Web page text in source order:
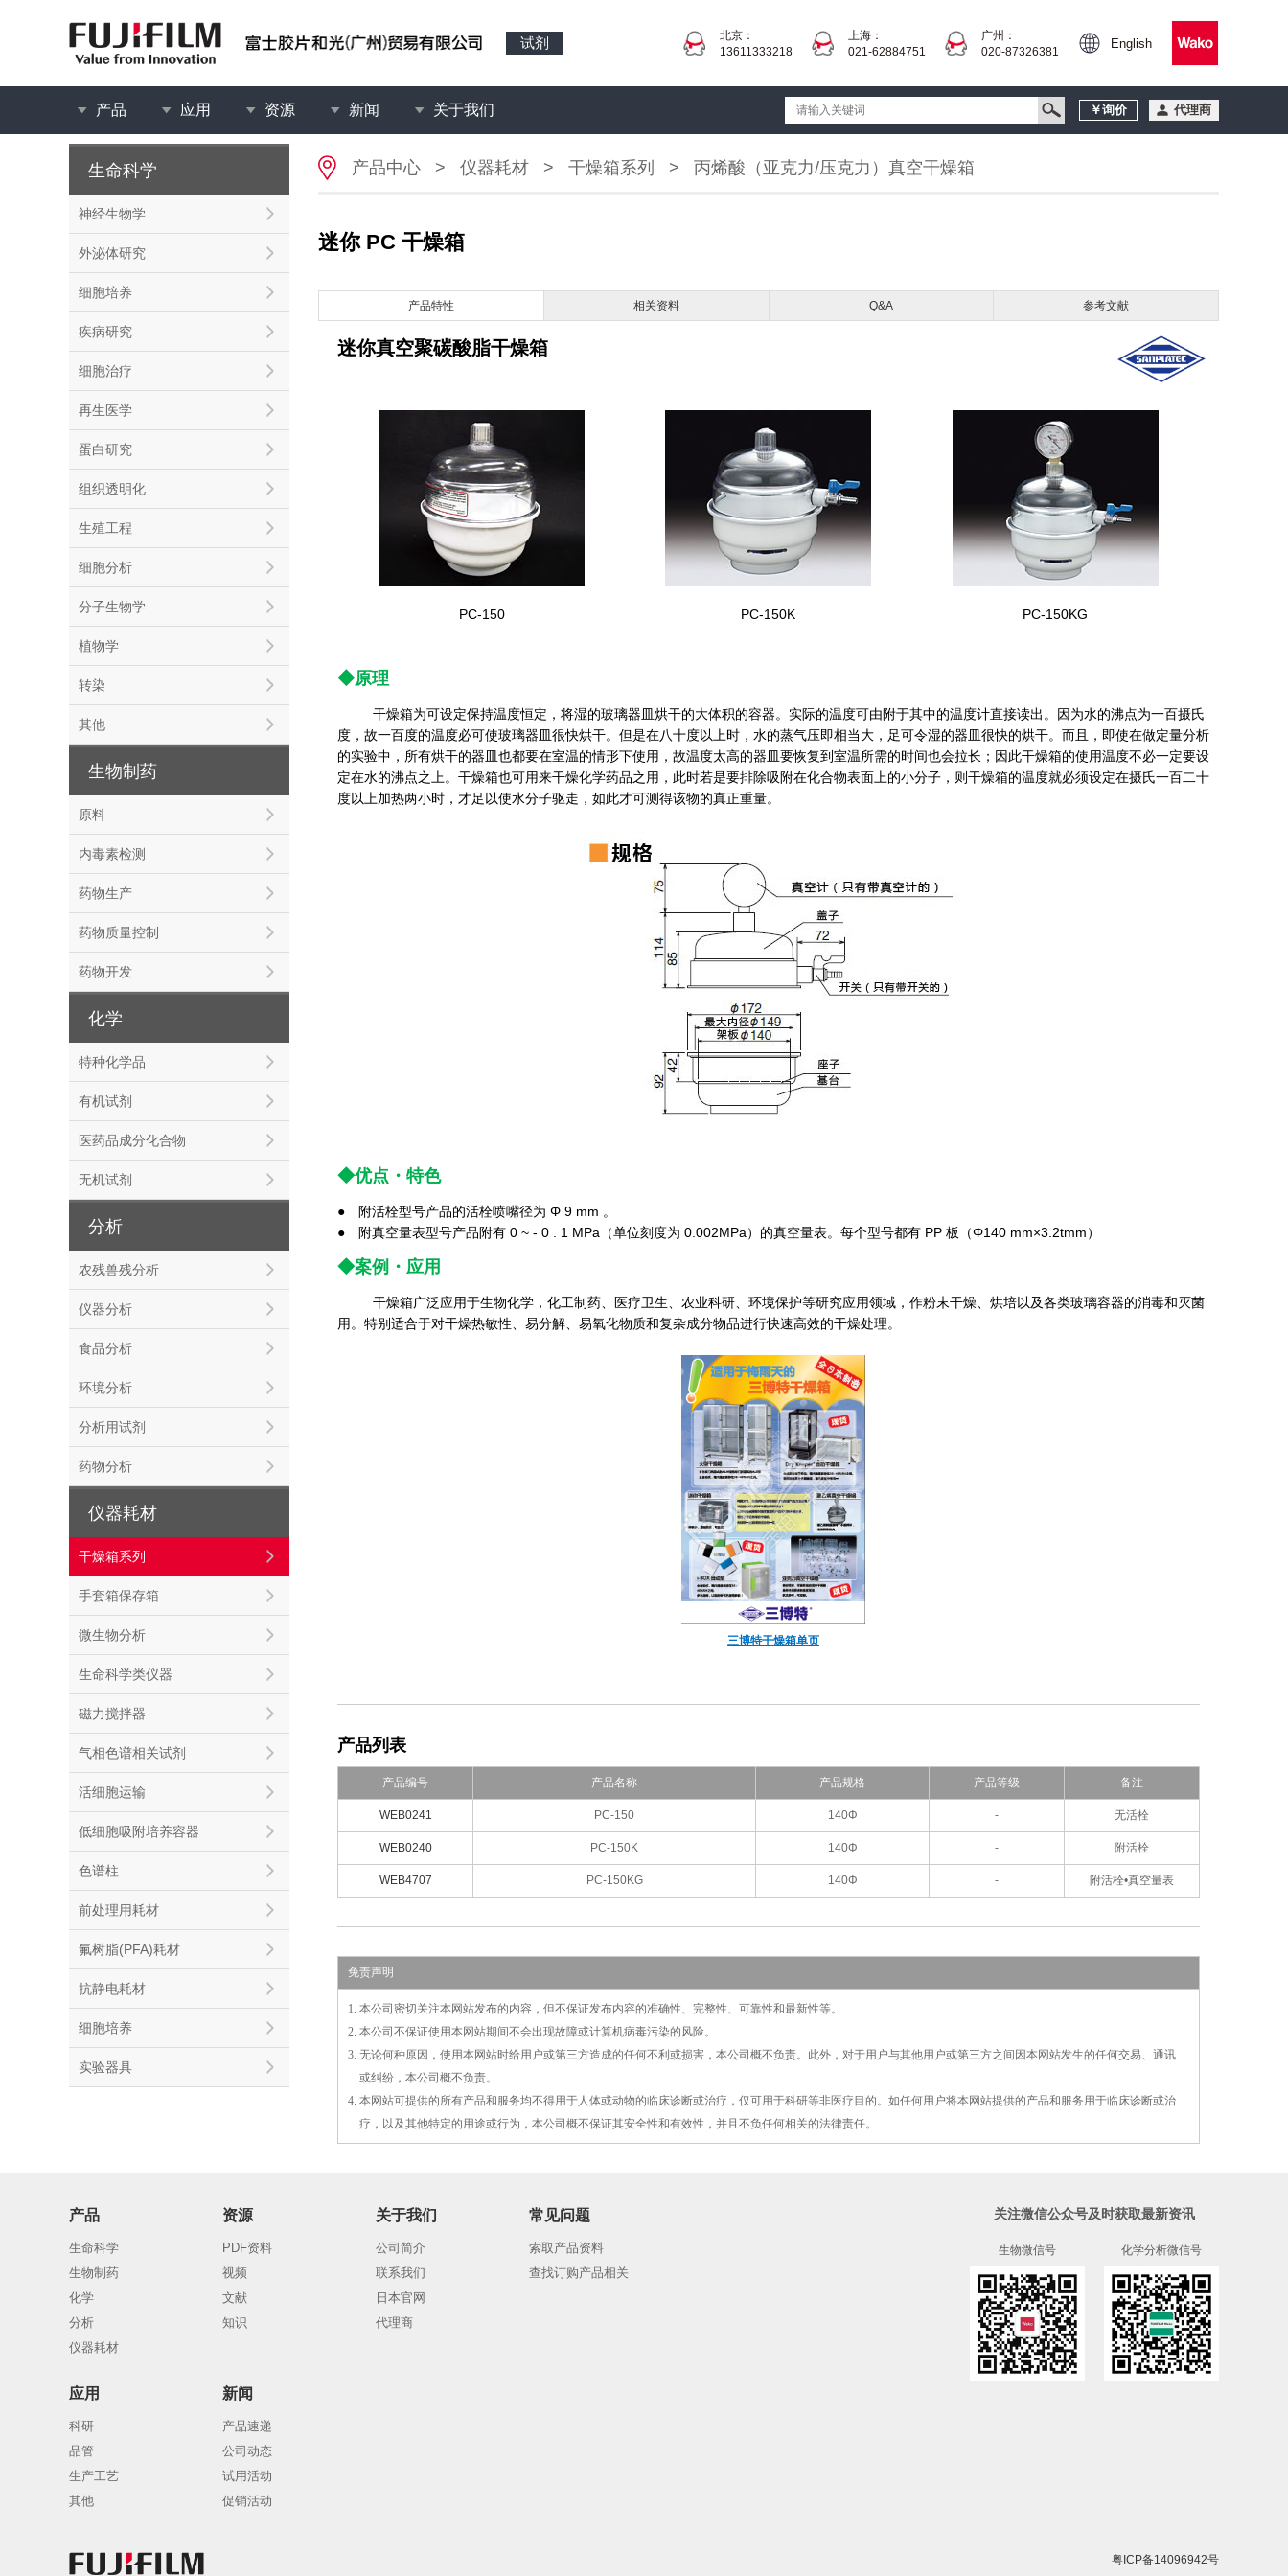
试剂
北京：
13611333218
上海：
021-62884751
广州：
020-87326381
English
产品 应用 资源 新闻 关于我们 ￥询价 代理商
生命科学
神经生物学
外泌体研究
细胞培养
疾病研究
细胞治疗
再生医学
蛋白研究
组织透明化
生殖工程
细胞分析
分子生物学
植物学
转染
其他
生物制药
原料
内毒素检测
药物生产
药物质量控制
药物开发
化学
特种化学品
有机试剂
医药品成分化合物
无机试剂
分析
农残兽残分析
仪器分析
食品分析
环境分析
分析用试剂
药物分析
仪器耗材
干燥箱系列
手套箱保存箱
微生物分析
生命科学类仪器
磁力搅拌器
气相色谱相关试剂
活细胞运输
低细胞吸附培养容器
色谱柱
前处理用耗材
氟树脂(PFA)耗材
抗静电耗材
细胞培养
实验器具
产品中心 > 仪器耗材 > 干燥箱系列 > 丙烯酸（亚克力/压克力）真空干燥箱
迷你 PC 干燥箱
产品特性 相关资料 Q&A 参考文献
迷你真空聚碳酸脂干燥箱
PC-150 PC-150K PC-150KG
◆原理
干燥箱为可设定保持温度恒定，将湿的玻璃器皿烘干的大体积的容器。实际的温度可由附于其中的温度计直接读出。因为水的沸点为一百摄氏
度，故一百度的温度必可使玻璃器皿很快烘干。但是在八十度以上时，水的蒸气压即相当大，足可令湿的器皿很快的烘干。而且，即使在做定量分析
的实验中，所有烘干的器皿也都要在室温的情形下使用，故温度太高的器皿要恢复到室温所需的时间也会拉长；因此干燥箱的使用温度不必一定要设
定在水的沸点之上。干燥箱也可用来干燥化学药品之用，此时若是要排除吸附在化合物表面上的小分子，则干燥箱的温度就必须设定在摄氏一百二十
度以上加热两小时，才足以使水分子驱走，如此才可测得该物的真正重量。
◆优点 ・ 特色
● 附活栓型号产品的活栓喷嘴径为 Φ 9 mm 。
● 附真空量表型号产品附有 0 ~ - 0 . 1 MPa（单位刻度为 0.002MPa）的真空量表。每个型号都有 PP 板（Φ140 mm×3.2tmm）
◆案例 ・ 应用
干燥箱广泛应用于生物化学，化工制药、医疗卫生、农业科研、环境保护等研究应用领域，作粉末干燥、烘培以及各类玻璃容器的消毒和灭菌
用。特别适合于对干燥热敏性、易分解、易氧化物质和复杂成分物品进行快速高效的干燥处理。
三博特干燥箱单页
产品列表
产品编号 产品名称 产品规格 产品等级 备注
WEB0241 PC-150 140Φ - 无活栓
WEB0240 PC-150K 140Φ - 附活栓
WEB4707 PC-150KG 140Φ - 附活栓•真空量表
免责声明
1. 本公司密切关注本网站发布的内容，但不保证发布内容的准确性、完整性、可靠性和最新性等。
2. 本公司不保证使用本网站期间不会出现故障或计算机病毒污染的风险。
3. 无论何种原因，使用本网站时给用户或第三方造成的任何不利或损害，本公司概不负责。此外，对于用户与其他用户或第三方之间因本网站发生的任何交易、通讯
或纠纷，本公司概不负责。
4. 本网站可提供的所有产品和服务均不得用于人体或动物的临床诊断或治疗，仅可用于科研等非医疗目的。如任何用户将本网站提供的产品和服务用于临床诊断或治
疗，以及其他特定的用途或行为，本公司概不保证其安全性和有效性，并且不负任何相关的法律责任。
产品
生命科学
生物制药
化学
分析
仪器耗材
资源
PDF资料
视频
文献
知识
关于我们
公司简介
联系我们
日本官网
代理商
常见问题
索取产品资料
查找订购产品相关
应用
科研
品管
生产工艺
其他
新闻
产品速递
公司动态
试用活动
促销活动
关注微信公众号及时获取最新资讯
生物微信号 化学分析微信号
粤ICP备14096942号